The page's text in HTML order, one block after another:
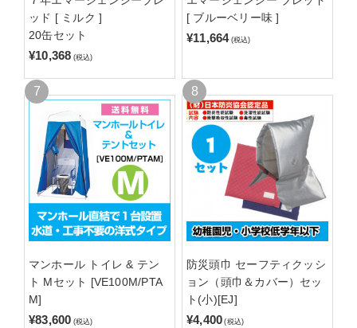
ッド [ ミルク ]
20缶セット
¥10,368 (税込)
[ ブルーベリー味 ]
¥11,664 (税込)
マンホール トイレ & テン
ト Mセット [VE100M/PTA
M]
¥83,600 (税込)
防災頭巾 セーフティクッシ
ョン（頭巾＆カバー）セッ
ト(小)[EJ]
¥4,400 (税込)